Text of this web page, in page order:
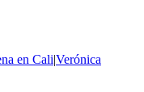
en Cali|Verónica